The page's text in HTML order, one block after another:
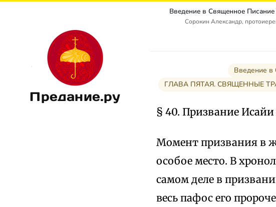
Предание.ру
Сорокин Александр,
Введение в
ГЛАВА ПЯТАЯ. СВЯЩЕННЫЕ
§ 40. Призвание Исайи
Момент призвания в
особое место. В
самом деле в
весь пафос его